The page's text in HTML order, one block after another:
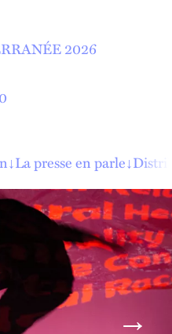
2026
↓La presse en parle↓